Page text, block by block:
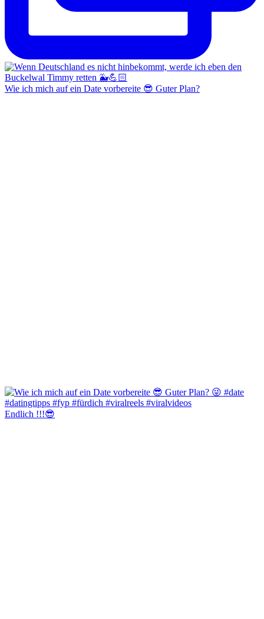
Wie ich mich auf ein Date vorbereite 😎 Guter Plan?
Endlich !!!😎